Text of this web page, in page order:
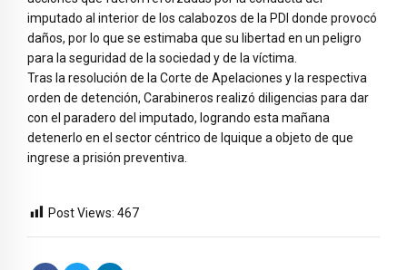
imputado al interior de los calabozos de la PDI donde provocó
daños, por lo que se estimaba que su libertad en un peligro
para la seguridad de la sociedad y de la víctima.
Tras la resolución de la Corte de Apelaciones y la respectiva
orden de detención, Carabineros realizó diligencias para dar
con el paradero del imputado, logrando esta mañana
detenerlo en el sector céntrico de Iquique a objeto de que
ingrese a prisión preventiva.
Post Views: 467